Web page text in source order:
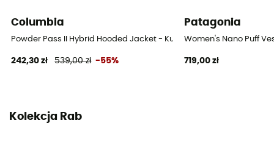
Sprężystość (cuin)
700 cuin
Oznaczenie materiału
Columbia
Powder Pass II Hybrid Hooded Jacket - Kurtka damski
242,30 zł 539,00 zł -55%
Patagonia
Women's Nano Puff
719,00 zł
Kolekcja Rab